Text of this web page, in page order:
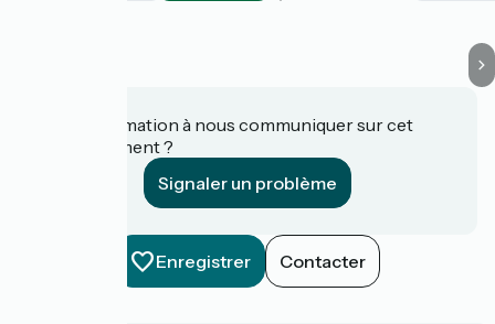
Une information à nous communiquer sur cet
établissement ?
Signaler un problème
Enregistrer Contacter